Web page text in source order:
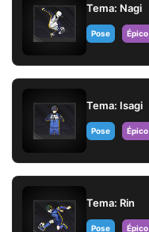
Tema: Nagi
Pose Épico
Tema: Isagi
Pose Épico
Tema: Rin
Pose Épico